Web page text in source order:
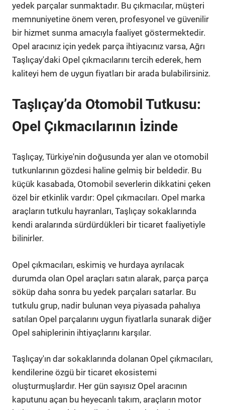
yedek parçalar sunmaktadır. Bu çıkmacılar, müşteri
memnuniyetine önem veren, profesyonel ve güvenilir
bir hizmet sunma amacıyla faaliyet göstermektedir.
Opel aracınız için yedek parça ihtiyacınız varsa, Ağrı
Taşlıçay'daki Opel çıkmacılarını tercih ederek, hem
kaliteyi hem de uygun fiyatları bir arada bulabilirsiniz.
Taşlıçay’da Otomobil Tutkusu:
Opel Çıkmacılarının İzinde
Taşlıçay, Türkiye'nin doğusunda yer alan ve otomobil
tutkunlarının gözdesi haline gelmiş bir beldedir. Bu
küçük kasabada, Otomobil severlerin dikkatini çeken
özel bir etkinlik vardır: Opel çıkmacıları. Opel marka
araçların tutkulu hayranları, Taşlıçay sokaklarında
kendi aralarında sürdürdükleri bir ticaret faaliyetiyle
bilinirler.
Opel çıkmacıları, eskimiş ve hurdaya ayrılacak
durumda olan Opel araçları satın alarak, parça parça
söküp daha sonra bu yedek parçaları satarlar. Bu
tutkulu grup, nadir bulunan veya piyasada pahalıya
satılan Opel parçalarını uygun fiyatlarla sunarak diğer
Opel sahiplerinin ihtiyaçlarını karşılar.
Taşlıçay'ın dar sokaklarında dolanan Opel çıkmacıları,
kendilerine özgü bir ticaret ekosistemi
oluşturmuşlardır. Her gün sayısız Opel aracının
kaputunu açan bu heyecanlı takım, araçların motor